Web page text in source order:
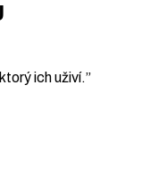
ich uživí.”